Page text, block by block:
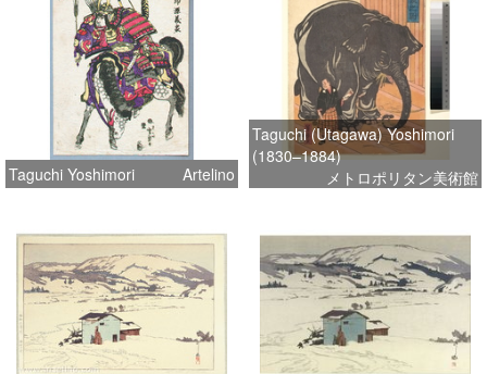
Taguchi Yoshimori Artelino
Taguchi (Utagawa) Yoshimori
(1830–1884)
メトロポリタン美術館